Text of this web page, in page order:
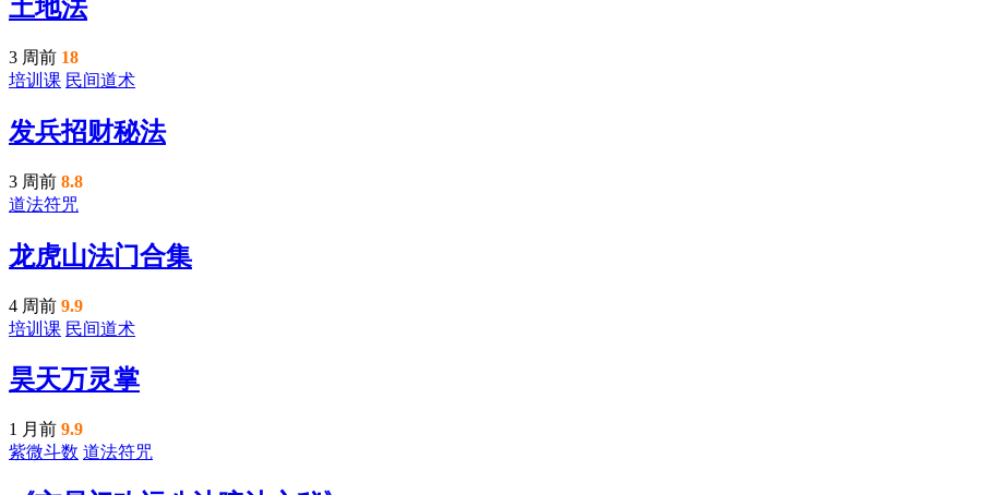
土地法
3 周前 18
培训课 民间道术
发兵招财秘法
3 周前 8.8
道法符咒
龙虎山法门合集
4 周前 9.9
培训课 民间道术
昊天万灵掌
1 月前 9.9
紫微斗数 道法符咒